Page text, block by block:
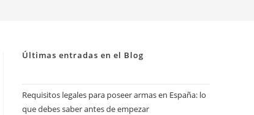
Últimas entradas en el Blog
Requisitos legales para poseer armas en España: lo
que debes saber antes de empezar